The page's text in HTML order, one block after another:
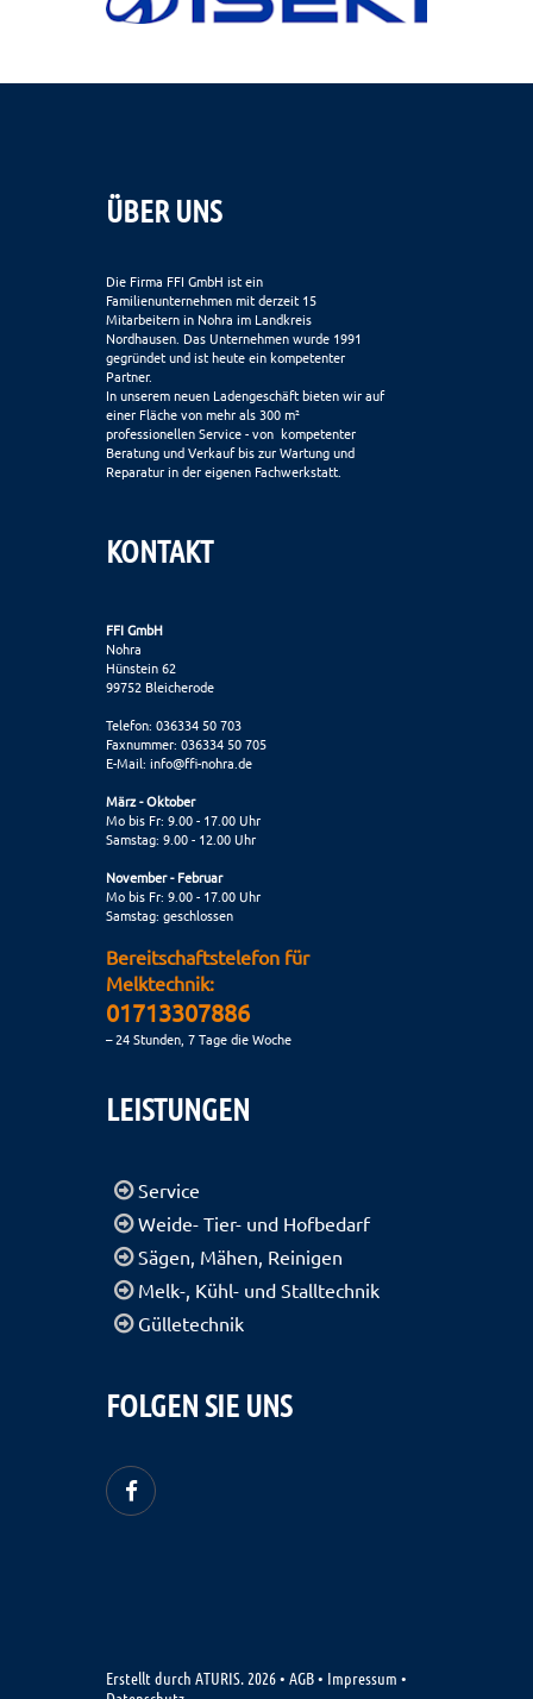
ÜBER UNS
Die Firma FFI GmbH ist ein
Familienunternehmen mit derzeit 15
Mitarbeitern in Nohra im Landkreis
Nordhausen. Das Unternehmen wurde 1991
gegründet und ist heute ein kompetenter
Partner.
In unserem neuen Ladengeschäft bieten wir auf
einer Fläche von mehr als 300 m²
professionellen Service - von kompetenter
Beratung und Verkauf bis zur Wartung und
Reparatur in der eigenen Fachwerkstatt.
KONTAKT
FFI GmbH
Nohra
Hünstein 62
99752 Bleicherode
Telefon: 036334 50 703
Faxnummer: 036334 50 705
E-Mail: info@ffi-nohra.de
März - Oktober
Mo bis Fr: 9.00 - 17.00 Uhr
Samstag: 9.00 - 12.00 Uhr
November - Februar
Mo bis Fr: 9.00 - 17.00 Uhr
Samstag: geschlossen
Bereitschaftstelefon für
Melktechnik:
01713307886
– 24 Stunden, 7 Tage die Woche
LEISTUNGEN
Service
Weide- Tier- und Hofbedarf
Sägen, Mähen, Reinigen
Melk-, Kühl- und Stalltechnik
Gülletechnik
FOLGEN SIE UNS
Erstellt durch ATURIS. 2026• AGB• Impressum •